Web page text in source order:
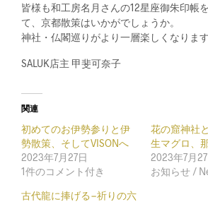
皆様も和工房名月さんの12星座御朱印帳
て、京都散策はいかがでしょうか。
神社・仏閣巡りがより一層楽しくなります
SALUK店主 甲斐可奈子
関連
初めてのお伊勢参りと伊
勢散策、そしてVISONへ
2023年7月27日
1件のコメント付き
花の窟神社
生マグロ、
2023年7月
お知らせ /
古代龍に捧げる−祈りの六